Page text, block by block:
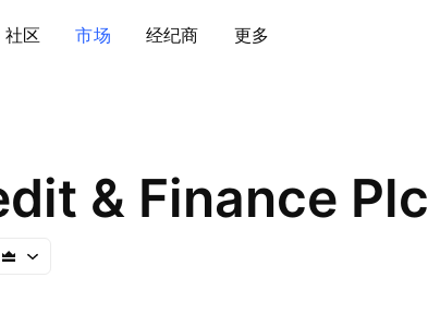
社区 市场 经纪商 更多
& Finance Plc